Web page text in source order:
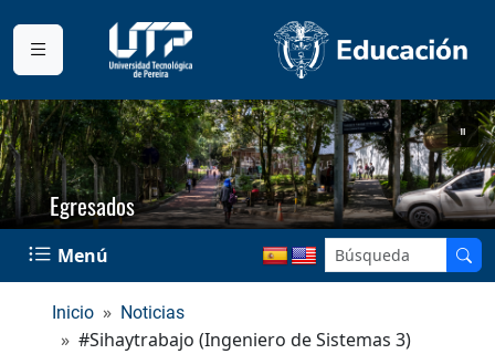
Egresados
Menú
Inicio Noticias
#Sihaytrabajo (Ingeniero de Sistemas 3)